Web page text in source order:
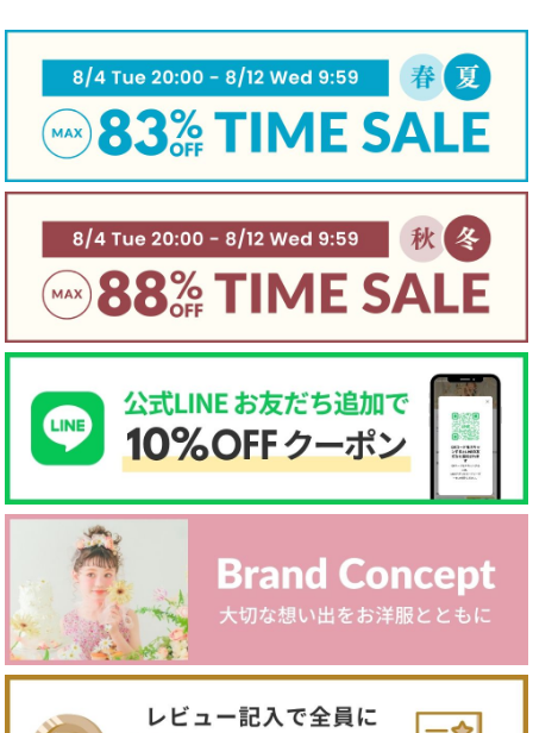
伸縮性 ☐ あり ☐ややあり
☑ なし
手触り
☐柔らかい ☑ 普通
☐ かため
生地厚さ
☐ 厚手 ☑ 普通
☐ 薄手
裏地
☑ あり ☐ なし ☐ 起毛